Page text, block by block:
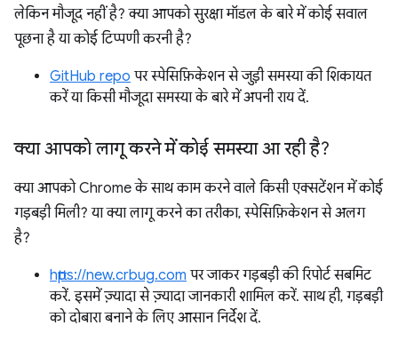
लेकिन मौजूद नहीं है? क्या आपको सुरक्षा मॉडल के बारे में कोई सवाल
पूछना है या कोई टिप्पणी करनी है?
GitHub repo पर स्पेसिफ़िकेशन से जुड़ी समस्या की शिकायत
करें या किसी मौजूदा समस्या के बारे में अपनी राय दें.
क्या आपको लागू करने में कोई समस्या आ रही है?
क्या आपको Chrome के साथ काम करने वाले किसी एक्सटेंशन में कोई
गड़बड़ी मिली? या क्या लागू करने का तरीका, स्पेसिफ़िकेशन से अलग
है?
https://new.crbug.com पर जाकर गड़बड़ी की रिपोर्ट सबमिट
करें. इसमें ज़्यादा से ज़्यादा जानकारी शामिल करें. साथ ही, गड़बड़ी
को दोबारा बनाने के लिए आसान निर्देश दें.